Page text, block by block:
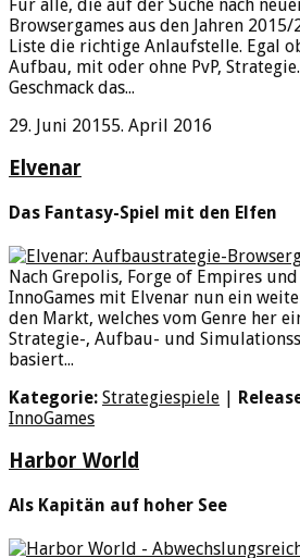
Für alle, die auf der Suche nach
Browsergames aus den Jahren
Liste die richtige Anlaufstelle. Egal
Aufbau, mit oder ohne PvP,
Geschmack das...
29. Juni 20155. April 2016
Elvenar
Das Fantasy-Spiel mit den Elfen
Nach Grepolis, Forge of Empires
InnoGames mit Elvenar nun ein
den Markt, welches vom Genre her
Strategie-, Aufbau- und
basiert...
Kategorie: Strategiespiele
InnoGames
Harbor World
Als Kapitän auf hoher See